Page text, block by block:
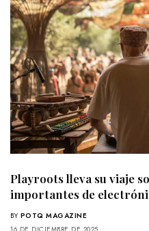
Playroots lleva su viaje
importantes de
BY POTQ MAGAZINE